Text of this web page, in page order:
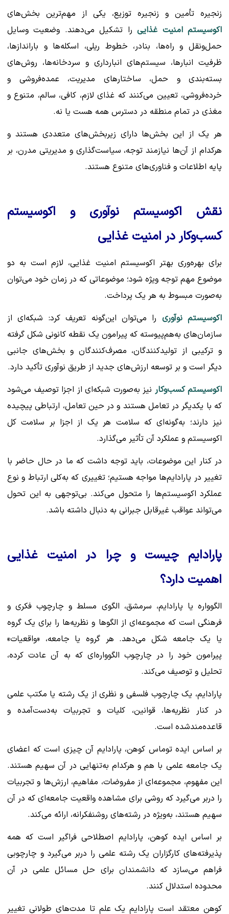
زنجیره تأمین و زنجیره توزیع، یکی از مهم‌ترین بخش‌های
اکوسیستم امنیت غذاییرا تشکیل می‌دهند. وضعیت وسایل
حمل‌ونقل و راه‌ها، بنادر، خطوط ریلی، اسکله‌ها و باراندازها،
ظرفیت انبارها، سیستم‌های انبارداری و سردخانه‌ها، روش‌های
بسته‌بندی و حمل، ساختارهای مدیریت، عمده‌فروشی و
خرده‌فروشی، تعیین می‌کنند که غذای لازم، کافی، سالم، متنوع و
مغذی در تمام منطقه در دسترس همه هست یا نه.
هر یک از این بخش‌ها دارای زیربخش‌های متعددی هستند و
هرکدام از آن‌ها نیازمند توجه، سیاست‌گذاری و مدیریتی مدرن، بر
پایه اطلاعات و فناوری‌های متنوع هستند.
نقش اکوسیستم نوآوری و اکوسیستم
کسب‌وکار در امنیت غذایی
برای بهره‌وری بهتر اکوسیستم امنیت غذایی، لازم است به دو
موضوع مهم توجه ویژه شود؛ موضوعاتی که در زمان خود می‌توان
به‌صورت مبسوط به هر یک پرداخت.
اکوسیستم نوآوری را می‌توان این‌گونه تعریف کرد: شبکه‌ای از
سازمان‌های به‌هم‌پیوسته که پیرامون یک نقطه کانونی شکل گرفته
و ترکیبی از تولیدکنندگان، مصرف‌کنندگان و بخش‌های جانبی
دیگر است و بر توسعه ارزش‌های جدید از طریق نوآوری تأکید دارد.
اکوسیستم کسب‌وکار نیز به‌صورت شبکه‌ای از اجزا توصیف می‌شود
که با یکدیگر در تعامل هستند و در حین تعامل، ارتباطی پیچیده
نیز دارند؛ به‌گونه‌ای که سلامت هر یک از اجزا بر سلامت کل
اکوسیستم و عملکرد آن تأثیر می‌گذارد.
در کنار این موضوعات، باید توجه داشت که ما در حال حاضر با
تغییر در پارادایم‌ها مواجه هستیم؛ تغییری که به‌کلی ارتباط و نوع
عملکرد اکوسیستم‌ها را متحول می‌کند. بی‌توجهی به این تحول
می‌تواند عواقب غیرقابل جبرانی به دنبال داشته باشد.
پارادایم چیست و چرا در امنیت غذایی
اهمیت دارد؟
الگوواره یا پارادایم، سرمشق، الگوی مسلط و چارچوب فکری و
فرهنگی است که مجموعه‌ای از الگوها و نظریه‌ها را برای یک گروه
یا یک جامعه شکل می‌دهد. هر گروه یا جامعه، «واقعیات»
پیرامون خود را در چارچوب الگوواره‌ای که به آن عادت کرده،
تحلیل و توصیف می‌کند.
پارادایم، یک چارچوب فلسفی و نظری از یک رشته یا مکتب علمی
در کنار نظریه‌ها، قوانین، کلیات و تجربیات به‌دست‌آمده و
قاعده‌مندشده است.
بر اساس ایده توماس کوهن، پارادایم آن چیزی است که اعضای
یک جامعه علمی با هم و هرکدام به‌تنهایی در آن سهیم هستند.
این مفهوم، مجموعه‌ای از مفروضات، مفاهیم، ارزش‌ها و تجربیات
را دربر می‌گیرد که روشی برای مشاهده واقعیت جامعه‌ای که در آن
سهیم هستند، به‌ویژه در رشته‌های روشنفکرانه، ارائه می‌کند.
بر اساس ایده کوهن، پارادایم اصطلاحی فراگیر است که همه
پذیرفته‌های کارگزاران یک رشته علمی را دربر می‌گیرد و چارچوبی
فراهم می‌سازد که دانشمندان برای حل مسائل علمی در آن
محدوده استدلال کنند.
کوهن معتقد است پارادایم یک علم تا مدت‌های طولانی تغییر